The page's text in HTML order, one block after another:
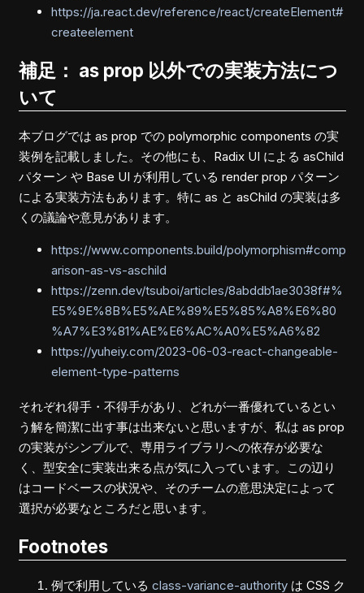
https://ja.react.dev/reference/react/createElement#
createelement
補足： as prop 以外での実装方法につ
いて
本ブログでは as prop での polymorphic components の実
装例を記載しました。その他にも、Radix UI による asChild
パターン や Base UI が利用している render prop パターン
による実装方法もあります。特に as と asChild の実装は多
くの議論や意見があります。
https://www.components.build/polymorphism#comp
arison-as-vs-aschild
https://zenn.dev/tsuboi/articles/8abddb1ae3038f#%
E5%9E%8B%E5%AE%89%E5%85%A8%E6%80
%A7%E3%81%AE%E6%AC%A0%E5%A6%82
https://yuheiy.com/2023-06-03-react-changeable-
element-type-patterns
それぞれ得手・不得手があり、どれが一番優れているとい
う解を簡潔に出す事は出来ないと思いますが、私は as prop
の実装がシンプルで、専用ライブラリへの依存が必要な
く、型安全に実装出来る点が気に入っています。この辺り
はコードベースの状況や、そのチームの意思決定によって
選択が必要なところだと思います。
Footnotes
例で利用している class-variance-authorityは CSS ク